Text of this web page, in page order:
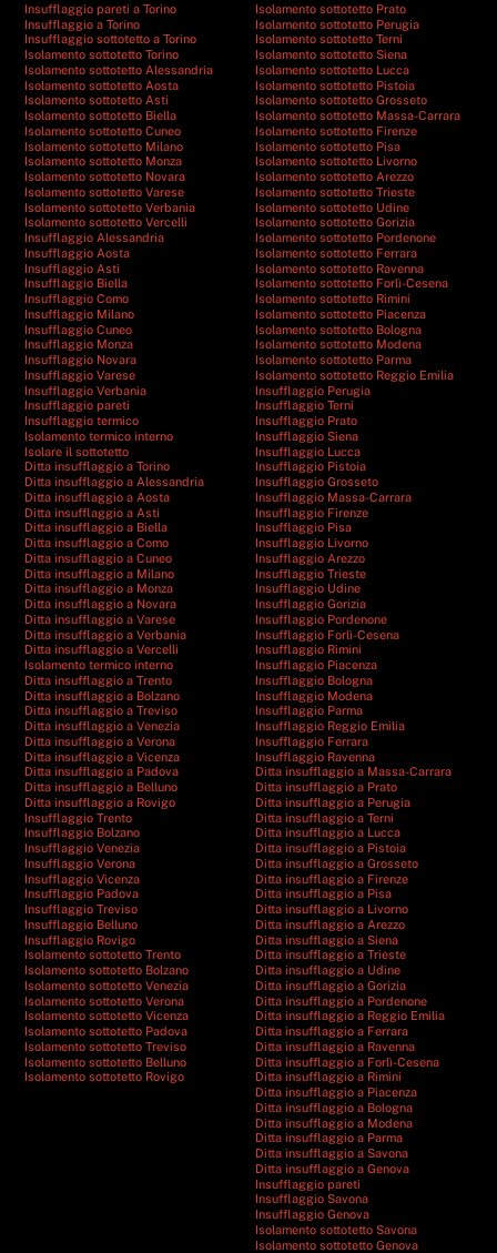
Insufflaggio pareti a Torino
Insufflaggio a Torino
Insufflaggio sottotetto a Torino
Isolamento sottotetto Torino
Isolamento sottotetto Alessandria
Isolamento sottotetto Aosta
Isolamento sottotetto Asti
Isolamento sottotetto Biella
Isolamento sottotetto Cuneo
Isolamento sottotetto Milano
Isolamento sottotetto Monza
Isolamento sottotetto Novara
Isolamento sottotetto Varese
Isolamento sottotetto Verbania
Isolamento sottotetto Vercelli
Insufflaggio Alessandria
Insufflaggio Aosta
Insufflaggio Asti
Insufflaggio Biella
Insufflaggio Como
Insufflaggio Milano
Insufflaggio Cuneo
Insufflaggio Monza
Insufflaggio Novara
Insufflaggio Varese
Insufflaggio Verbania
Insufflaggio pareti
Insufflaggio termico
Isolamento termico interno
Isolare il sottotetto
Ditta insufflaggio a Torino
Ditta insufflaggio a Alessandria
Ditta insufflaggio a Aosta
Ditta insufflaggio a Asti
Ditta insufflaggio a Biella
Ditta insufflaggio a Como
Ditta insufflaggio a Cuneo
Ditta insufflaggio a Milano
Ditta insufflaggio a Monza
Ditta insufflaggio a Novara
Ditta insufflaggio a Varese
Ditta insufflaggio a Verbania
Ditta insufflaggio a Vercelli
Isolamento termico interno
Ditta insufflaggio a Trento
Ditta insufflaggio a Bolzano
Ditta insufflaggio a Treviso
Ditta insufflaggio a Venezia
Ditta insufflaggio a Verona
Ditta insufflaggio a Vicenza
Ditta insufflaggio a Padova
Ditta insufflaggio a Belluno
Ditta insufflaggio a Rovigo
Insufflaggio Trento
Insufflaggio Bolzano
Insufflaggio Venezia
Insufflaggio Verona
Insufflaggio Vicenza
Insufflaggio Padova
Insufflaggio Treviso
Insufflaggio Belluno
Insufflaggio Rovigo
Isolamento sottotetto Trento
Isolamento sottotetto Bolzano
Isolamento sottotetto Venezia
Isolamento sottotetto Verona
Isolamento sottotetto Vicenza
Isolamento sottotetto Padova
Isolamento sottotetto Treviso
Isolamento sottotetto Belluno
Isolamento sottotetto Rovigo
Isolamento sottotetto Prato
Isolamento sottotetto Perugia
Isolamento sottotetto Terni
Isolamento sottotetto Siena
Isolamento sottotetto Lucca
Isolamento sottotetto Pistoia
Isolamento sottotetto Grosseto
Isolamento sottotetto Massa-Carrara
Isolamento sottotetto Firenze
Isolamento sottotetto Pisa
Isolamento sottotetto Livorno
Isolamento sottotetto Arezzo
Isolamento sottotetto Trieste
Isolamento sottotetto Udine
Isolamento sottotetto Gorizia
Isolamento sottotetto Pordenone
Isolamento sottotetto Ferrara
Isolamento sottotetto Ravenna
Isolamento sottotetto Forlì-Cesena
Isolamento sottotetto Rimini
Isolamento sottotetto Piacenza
Isolamento sottotetto Bologna
Isolamento sottotetto Modena
Isolamento sottotetto Parma
Isolamento sottotetto Reggio Emilia
Insufflaggio Perugia
Insufflaggio Terni
Insufflaggio Prato
Insufflaggio Siena
Insufflaggio Lucca
Insufflaggio Pistoia
Insufflaggio Grosseto
Insufflaggio Massa-Carrara
Insufflaggio Firenze
Insufflaggio Pisa
Insufflaggio Livorno
Insufflaggio Arezzo
Insufflaggio Trieste
Insufflaggio Udine
Insufflaggio Gorizia
Insufflaggio Pordenone
Insufflaggio Forlì-Cesena
Insufflaggio Rimini
Insufflaggio Piacenza
Insufflaggio Bologna
Insufflaggio Modena
Insufflaggio Parma
Insufflaggio Reggio Emilia
Insufflaggio Ferrara
Insufflaggio Ravenna
Ditta insufflaggio a Massa-Carrara
Ditta insufflaggio a Prato
Ditta insufflaggio a Perugia
Ditta insufflaggio a Terni
Ditta insufflaggio a Lucca
Ditta insufflaggio a Pistoia
Ditta insufflaggio a Grosseto
Ditta insufflaggio a Firenze
Ditta insufflaggio a Pisa
Ditta insufflaggio a Livorno
Ditta insufflaggio a Arezzo
Ditta insufflaggio a Siena
Ditta insufflaggio a Trieste
Ditta insufflaggio a Udine
Ditta insufflaggio a Gorizia
Ditta insufflaggio a Pordenone
Ditta insufflaggio a Reggio Emilia
Ditta insufflaggio a Ferrara
Ditta insufflaggio a Ravenna
Ditta insufflaggio a Forlì-Cesena
Ditta insufflaggio a Rimini
Ditta insufflaggio a Piacenza
Ditta insufflaggio a Bologna
Ditta insufflaggio a Modena
Ditta insufflaggio a Parma
Ditta insufflaggio a Savona
Ditta insufflaggio a Genova
Insufflaggio pareti
Insufflaggio Savona
Insufflaggio Genova
Isolamento sottotetto Savona
Isolamento sottotetto Genova